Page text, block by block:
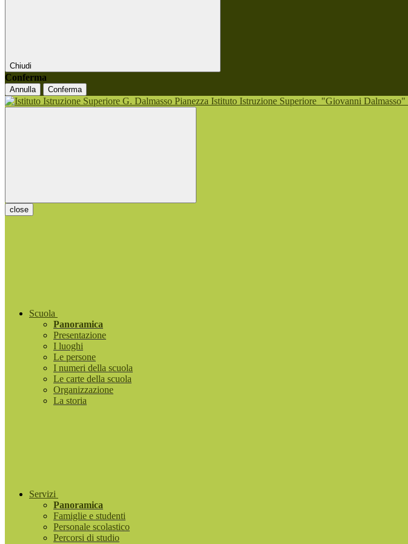
Chiudi
Conferma
Annulla Conferma
Istituto Istruzione Superiore "Giovanni Dalmasso"
close
Scuola
Panoramica
Presentazione
I luoghi
Le persone
I numeri della scuola
Le carte della scuola
Organizzazione
La storia
Servizi
Panoramica
Famiglie e studenti
Personale scolastico
Percorsi di studio